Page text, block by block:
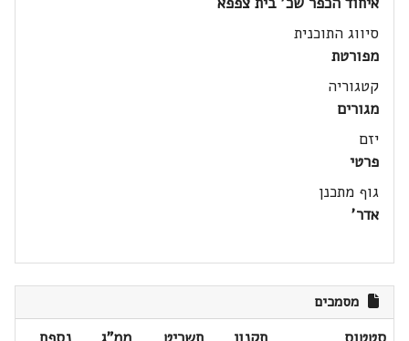
סיווג התוכנית
מפורטת
קטגוריה
מגורים
יזם
פרטי
גוף מתכנן
אדר'
מסמכים